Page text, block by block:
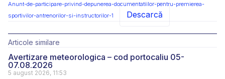
Anunt-de-participare-privind-depunerea-documentatiilor-pentru-premierea-
sportivilor-antrenorilor-si-instructorilor-1
Descarcă
Articole similare
Avertizare meteorologica – cod portocaliu 05-
07.08.2026
5 august 2026, 11:53